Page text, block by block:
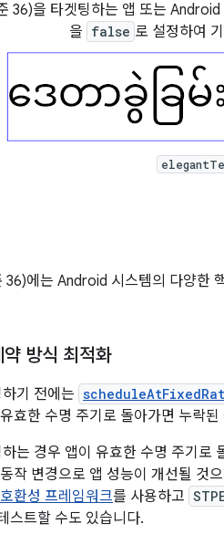
36)을 타겟팅하는 앱 또는
을 false 로 설정하여
에는 Android 시스템의 다양한
방식 최적화
기 전에는
효한 수명 주기로 돌아가면 누락된
는 경우 앱이 유효한 수명 주기로
작 변경으로 앱 성능이 개선될 것
환성 프레임워크를 사용하고
스트할 수도 있습니다.